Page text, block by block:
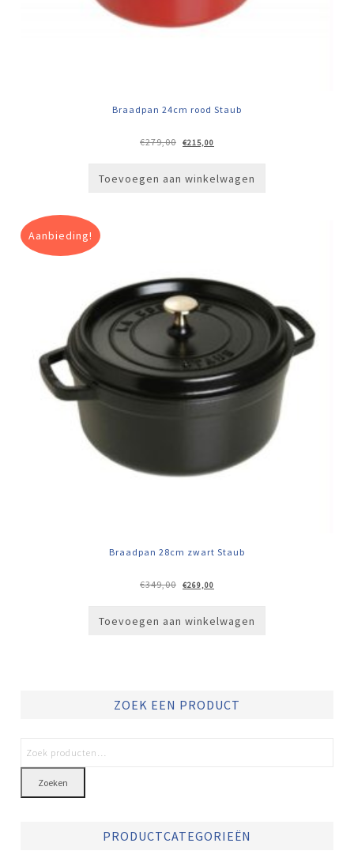
Braadpan 24cm rood Staub
€279,00
Oorspronkelijke
prijs
€215,00
prijs
Toevoegen aan winkelwagen
Aanbieding!
Braadpan 28cm zwart Staub
€349,00
Oorspronkelijke
prijs
€269,00
prijs
Toevoegen aan winkelwagen
ZOEK EEN PRODUCT
Zoeken
PRODUCTCATEGORIEËN